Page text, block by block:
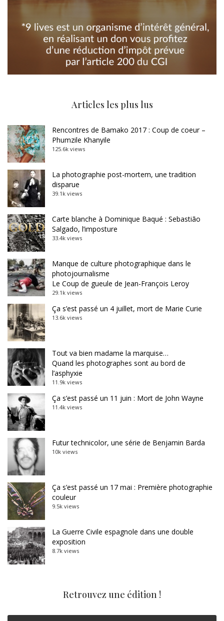
Articles les plus lus
Rencontres de Bamako 2017 : Coup de coeur –
Phumzile Khanyile
125.6k views
La photographie post-mortem, une tradition
disparue
39.1k views
Carte blanche à Dominique Baqué : Sebastião
Salgado, l’imposture
33.4k views
Manque de culture photographique dans le
photojournalisme
Le Coup de gueule de Jean-François Leroy
29.1k views
Ça s’est passé un 4 juillet, mort de Marie Curie
13.6k views
Tout va bien madame la marquise…
Quand les photographes sont au bord de
l’asphyxie
11.9k views
Ça s’est passé un 11 juin : Mort de John Wayne
11.4k views
Futur technicolor, une série de Benjamin Barda
10k views
Ça s’est passé un 17 mai : Première photographie
couleur
9.5k views
La Guerre Civile espagnole dans une double
exposition
8.7k views
Retrouvez une édition !